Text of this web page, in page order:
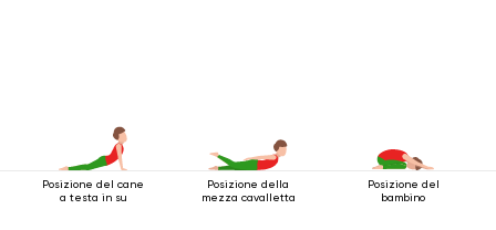
Posizione del cane
a testa in su
Posizione della
mezza cavalletta
Posizione del
bambino